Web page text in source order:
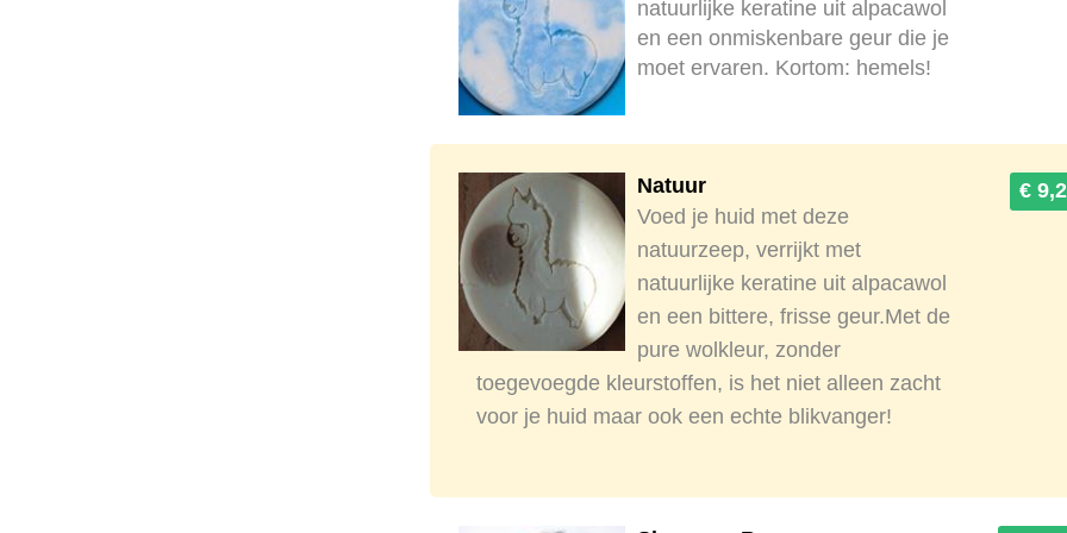
natuurlijke keratine uit alpacawol
en een onmiskenbare geur die je
moet ervaren. Kortom: hemels!
Natuur
Voed je huid met deze
natuurzeep, verrijkt met
natuurlijke keratine uit alpacawol
en een bittere, frisse geur.Met de
pure wolkleur, zonder
toegevoegde kleurstoffen, is het niet alleen zacht
voor je huid maar ook een echte blikvanger!
€